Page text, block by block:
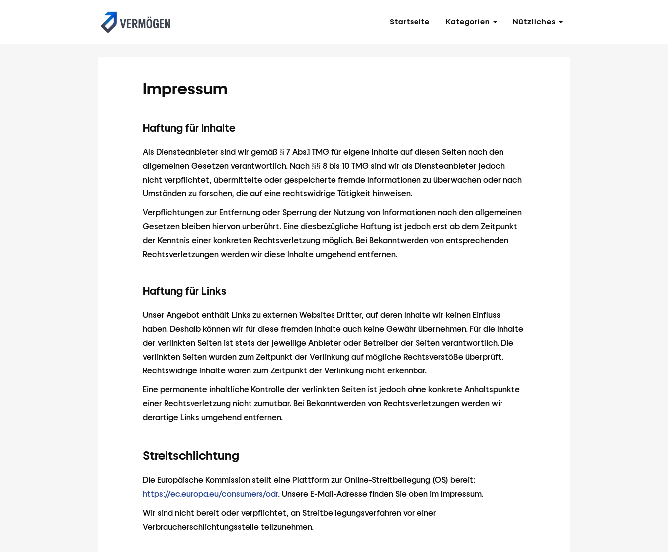
Startseite Kategorien Nützliches
Impressum
Haftung für Inhalte
Als Diensteanbieter sind wir gemäß § 7 Abs.1 TMG für eigene Inhalte auf diesen Seiten nach den
allgemeinen Gesetzen verantwortlich. Nach §§ 8 bis 10 TMG sind wir als Diensteanbieter jedoch
nicht verpflichtet, übermittelte oder gespeicherte fremde Informationen zu überwachen oder nach
Umständen zu forschen, die auf eine rechtswidrige Tätigkeit hinweisen.
Verpflichtungen zur Entfernung oder Sperrung der Nutzung von Informationen nach den allgemeinen
Gesetzen bleiben hiervon unberührt. Eine diesbezügliche Haftung ist jedoch erst ab dem Zeitpunkt
der Kenntnis einer konkreten Rechtsverletzung möglich. Bei Bekanntwerden von entsprechenden
Rechtsverletzungen werden wir diese Inhalte umgehend entfernen.
Haftung für Links
Unser Angebot enthält Links zu externen Websites Dritter, auf deren Inhalte wir keinen Einfluss
haben. Deshalb können wir für diese fremden Inhalte auch keine Gewähr übernehmen. Für die Inhalte
der verlinkten Seiten ist stets der jeweilige Anbieter oder Betreiber der Seiten verantwortlich. Die
verlinkten Seiten wurden zum Zeitpunkt der Verlinkung auf mögliche Rechtsverstöße überprüft.
Rechtswidrige Inhalte waren zum Zeitpunkt der Verlinkung nicht erkennbar.
Eine permanente inhaltliche Kontrolle der verlinkten Seiten ist jedoch ohne konkrete Anhaltspunkte
einer Rechtsverletzung nicht zumutbar. Bei Bekanntwerden von Rechtsverletzungen werden wir
derartige Links umgehend entfernen.
Streitschlichtung
Die Europäische Kommission stellt eine Plattform zur Online-Streitbeilegung (OS) bereit:
https://ec.europa.eu/consumers/odr. Unsere E-Mail-Adresse finden Sie oben im Impressum.
Wir sind nicht bereit oder verpflichtet, an Streitbeilegungsverfahren vor einer
Verbraucherschlichtungsstelle teilzunehmen.